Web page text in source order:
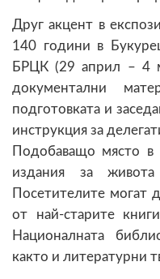
Друг акцент в
140 години в
БРЦК (29 април – 4
документални
подготовката и
инструкция за
Подобаващо място в
издания за
Посетителите могат
от най-старите
Националната
както и литературни